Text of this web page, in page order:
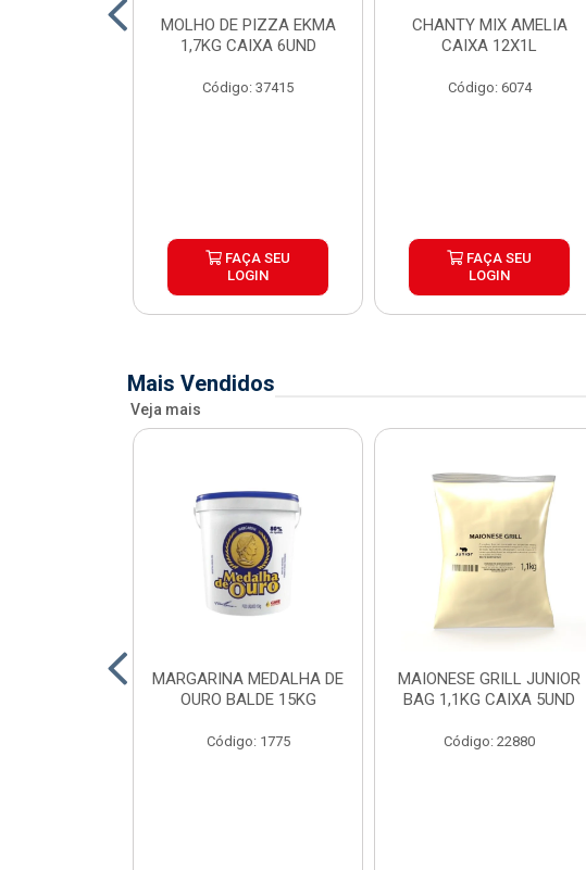
MOLHO DE PIZZA EKMA
1,7KG CAIXA 6UND
Código: 37415
FAÇA SEU
LOGIN
CHANTY MIX AMELIA
CAIXA 12X1L
Código: 6074
FAÇA SEU
LOGIN
Mais Vendidos
Veja mais
MARGARINA MEDALHA DE
OURO BALDE 15KG
Código: 1775
MAIONESE GRILL JUNIOR
BAG 1,1KG CAIXA 5UND
Código: 22880